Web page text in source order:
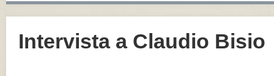
Intervista a Claudio Bisio